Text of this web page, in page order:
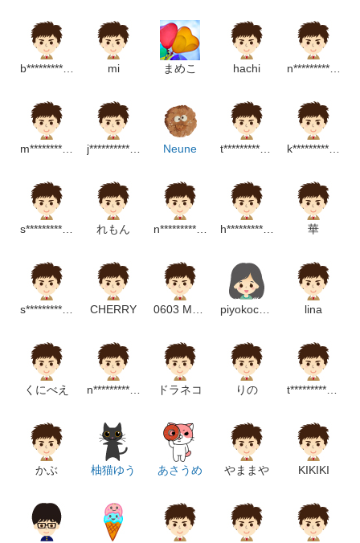
b************************m mi まめこ hachi n**********************p
m******************************m j***********************m Neune t***************************p k**********************p
s***********************m れもん n**********************m h**************p 華
s*****************m CHERRY 0603 MAMIKN piyokochan lina
くにべえ n********************m ドラネコ りの t*********************p
かぶ 柚猫ゆう あさうめ やままや KIKIKI